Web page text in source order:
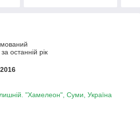
останній рік
"Хамелеон", Суми, Україна